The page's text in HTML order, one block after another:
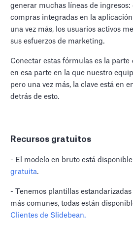
generar muchas líneas de ingresos:
compras integradas en la
una vez más, los usuarios activos
sus esfuerzos de marketing.
Conectar estas fórmulas es la parte
en esa parte en la que nuestro
pero una vez más, la clave está en
detrás de esto.
Recursos gratuitos
- El modelo en bruto está
gratuita.
- Tenemos plantillas
más comunes, todas están
Clientes de Slidebean.